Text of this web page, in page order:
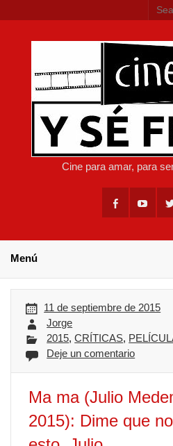
Cine para amar, para
Menú
11 de septiembre de 2015
Jorge
2015,CRÍTICAS,
Deje un comentario
Ma ma (Julio
2015): Dime que